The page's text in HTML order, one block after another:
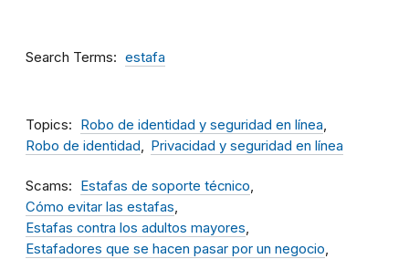
Search Terms estafa
Topics
Robo de identidad y seguridad en línea
Robo de identidad
Privacidad y seguridad en línea
Scams
Estafas de soporte técnico
Cómo evitar las estafas
Estafas contra los adultos mayores
Estafadores que se hacen pasar por un negocio